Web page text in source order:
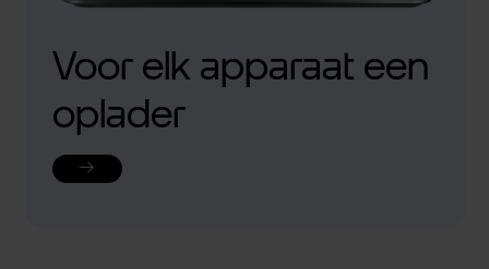
Voor elk apparaat een
oplader